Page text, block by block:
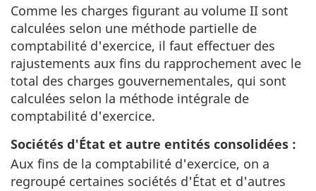
Comme les charges figurant au volume II sont
calculées selon une méthode partielle de
comptabilité d'exercice, il faut effectuer des
rajustements aux fins du rapprochement avec le
total des charges gouvernementales, qui sont
calculées selon la méthode intégrale de
comptabilité d'exercice.
Sociétés d'État et autre entités consolidées :
Aux fins de la comptabilité d'exercice, on a
regroupé certaines sociétés d'État et d'autres